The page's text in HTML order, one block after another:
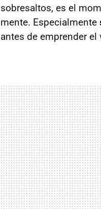
sobresaltos, es el
mente. Especialmente
antes de emprender el